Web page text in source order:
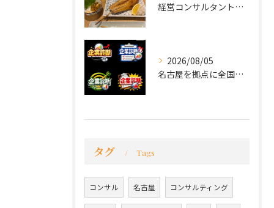
経営コンサルタントのモーちゃん・毛利京申です。
2026/08/05
名古屋を拠点に全国で活動する 経営コンサルタントの 毛利京申...
タグ Tags
コンサル 名古屋 コンサルティング